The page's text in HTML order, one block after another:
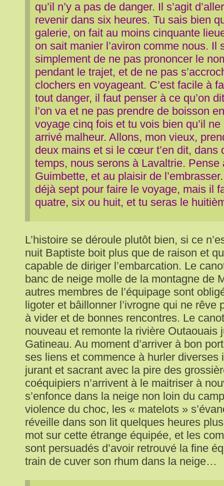
qu’il n’y a pas de danger. Il s’agit
revenir dans six heures. Tu sais bien
galerie, on fait au moins cinquante
on sait manier l’aviron comme nous. Il
simplement de ne pas prononcer le
pendant le trajet, et de ne pas
clochers en voyageant. C’est facile à
tout danger, il faut penser à ce qu’on
l’on va et ne pas prendre de boisson
voyage cinq fois et tu vois bien qu’il ne
arrivé malheur. Allons, mon vieux,
deux mains et si le cœur t’en dit, dans
temps, nous serons à Lavaltrie. Pense
Guimbette, et au plaisir de
déjà sept pour faire le voyage, mais il
quatre, six ou huit, et tu seras le
L’histoire se déroule plutôt bien, si ce
nuit Baptiste boit plus que de raison et
capable de diriger l’embarcation. Le
banc de neige molle de la montagne de
autres membres de l’équipage sont
ligoter et bâillonner l’ivrogne qui ne rêve
à vider et de bonnes rencontres. Le
nouveau et remonte la rivière Outaouais
Gatineau. Au moment d’arriver à bon
ses liens et commence à hurler diverses
jurant et sacrant avec la pire des
coéquipiers n’arrivent à le maitriser à
s’enfonce dans la neige non loin du
violence du choc, les « matelots »
réveille dans son lit quelques heures
mot sur cette étrange équipée, et les
sont persuadés d’avoir retrouvé la fine
train de cuver son rhum dans la neige…